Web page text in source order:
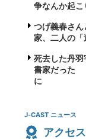
争なんか起こ
つげ義春さ
家、二人の「
死去した丹
書家だった
に
J-CAST ニュース
アクセ